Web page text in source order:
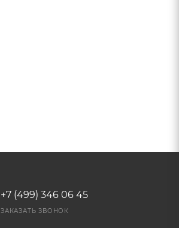
+7 (499) 346 06 45
ЗАКАЗАТЬ ЗВОНОК